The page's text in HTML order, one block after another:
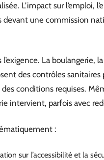
L’impact sur l’emploi,
devant une commission
La boulangerie,
des contrôles sanitaires
conditions requises.
intervient, parfois avec
:
sur l’accessibilité et la